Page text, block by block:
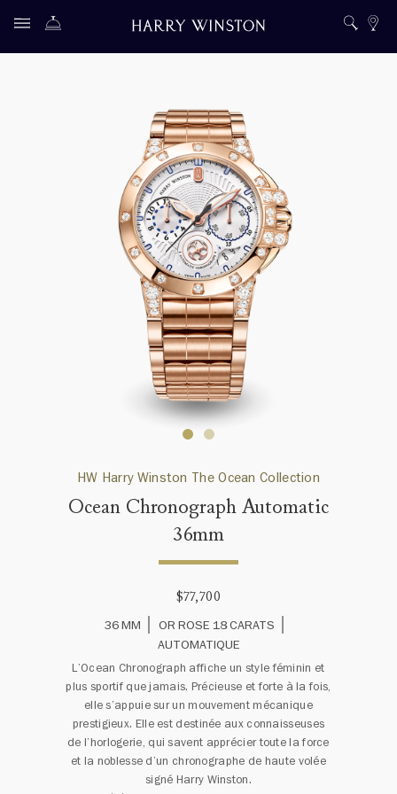
HW Harry Winston The Ocean Collection
Ocean Chronograph Automatic
36mm
$77,700
36 MM
OR ROSE 18 CARATS
AUTOMATIQUE
L’Ocean Chronograph affiche un style féminin et
plus sportif que jamais. Précieuse et forte à la fois,
elle s’appuie sur un mouvement mécanique
prestigieux. Elle est destinée aux connaisseuses
de l’horlogerie, qui savent apprécier toute la force
et la noblesse d’un chronographe de haute volée
signé Harry Winston.